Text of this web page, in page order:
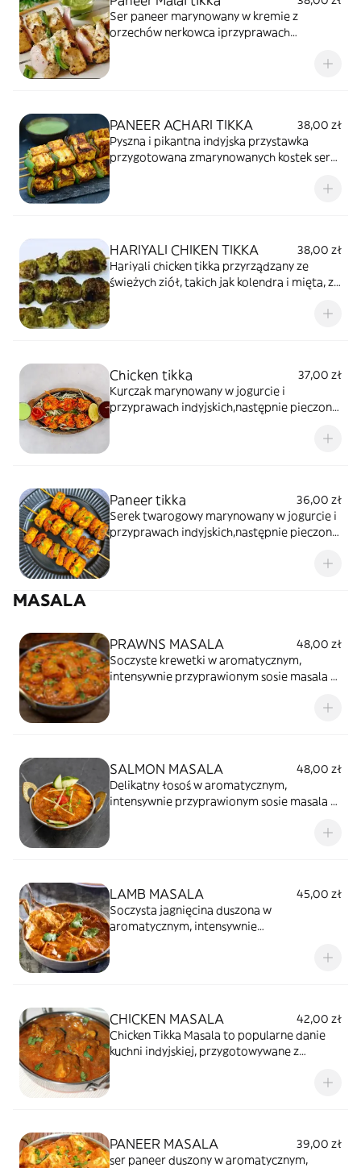
Ser paneer marynowany w kremie z
orzechów nerkowca iprzyprawach
PANEER ACHARI TIKKA
38,00 zł
Pyszna i pikantna indyjska przystawka
przygotowana zmarynowanych kostek sera
HARIYALI CHIKEN TIKKA
38,00 zł
Hariyali chicken tikka przyrządzany ze
świeżych ziół, takich jak kolendra i mięta, z
Chicken tikka
37,00 zł
Kurczak marynowany w jogurcie i
przyprawach indyjskich,następnie pieczony
Paneer tikka
36,00 zł
Serek twarogowy marynowany w jogurcie i
przyprawach indyjskich,następnie pieczony
MASALA
PRAWNS MASALA
48,00 zł
Soczyste krewetki w aromatycznym,
intensywnie przyprawionym sosie masala z
SALMON MASALA
48,00 zł
Delikatny łosoś w aromatycznym,
intensywnie przyprawionym sosie masala z
LAMB MASALA
45,00 zł
Soczysta jagnięcina duszona w
aromatycznym, intensywnie
pomidorowym.Wyraziste, pikantne danie
CHICKEN MASALA
42,00 zł
Chicken Tikka Masala to popularne danie
kuchni indyjskiej, przygotowywane z
PANEER MASALA
39,00 zł
ser paneer duszony w aromatycznym,